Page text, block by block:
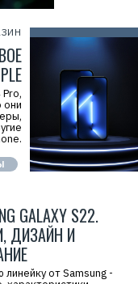
они
GALAXY S22.
ДИЗАЙН И
от Samsung -